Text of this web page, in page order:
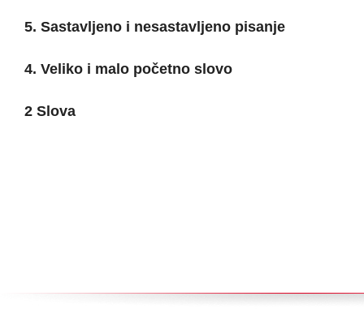
5. Sastavljeno i nesastavljeno pisanje
4. Veliko i malo početno slovo
2 Slova